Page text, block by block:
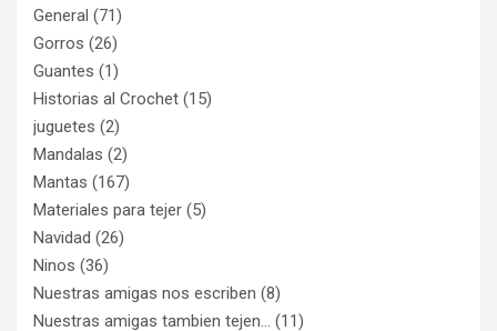
General (71)
Gorros (26)
Guantes (1)
Historias al Crochet (15)
juguetes (2)
Mandalas (2)
Mantas (167)
Materiales para tejer (5)
Navidad (26)
Ninos (36)
Nuestras amigas nos escriben (8)
Nuestras amigas tambien tejen… (11)